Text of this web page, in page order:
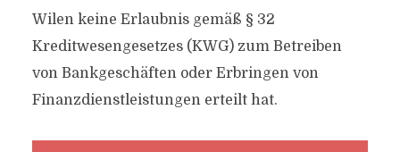
Wilen keine Erlaubnis gemäß § 32
Kreditwesengesetzes (KWG) zum Betreiben
von Bankgeschäften oder Erbringen von
Finanzdienstleistungen erteilt hat.